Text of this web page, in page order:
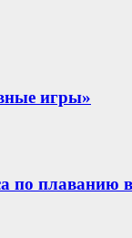
игры»
плаванию в